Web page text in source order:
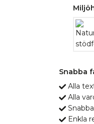
Snabba
Alla
Alla
Enkla